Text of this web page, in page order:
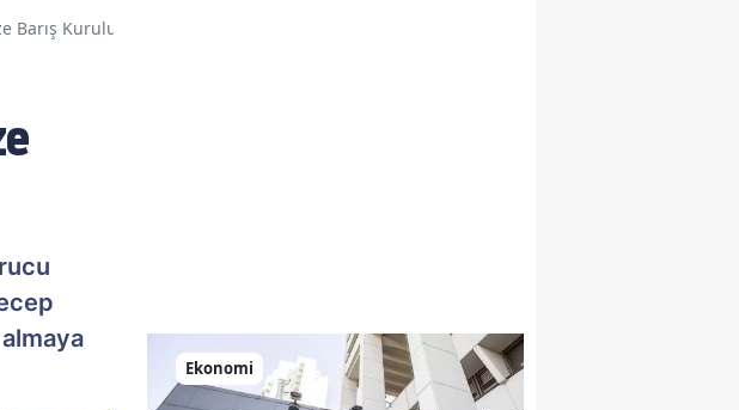
Barış Kurulu' daveti
Ekonomi